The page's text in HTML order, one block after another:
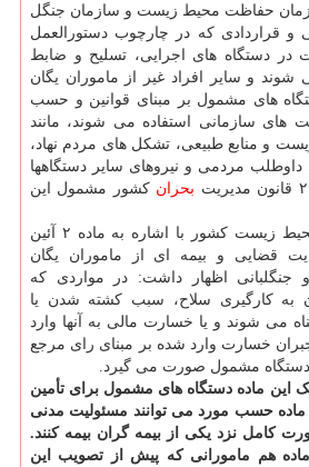
حفاظت محیط زیست و سازمان جنگل
و قراردادی که در چارچوب دستورالعمل
در دستگاه های اجرایی، تسلیح و ضابط
و سایر افراد غیر از ماموران یگان
های مشمول بر مبنای قوانین و حسب
های سازمانی استفاده می شوند، مانند
و منابع طبیعی، تشکل های مردم نهاد،
داوطلب مردمی و نیروهای سایر دستگاهها
بحران کشور مشمول این
فرمانده یگان حفاظت محیط زیست کشور با اشاره به ماده ۲ آئین
قضایی و بیمه ای از ماموران یگان
اظهار داشت: در مواردی که
به کارگیری سلاح، سبب کشته شدن یا
می شوند و یا خسارت مالی به آنها وارد
خسارت وارد شده بر مبنای رای مرجع
دستگاه مشمول صورت می گیرد.
این ماده دستگاه های مشمول برای تأمین
حسب مورد می توانند مسئولیت مدنی
کامل نزد یکی از بیمه گران بیمه کنند.
هم مامورانی که پیش از تصویب این